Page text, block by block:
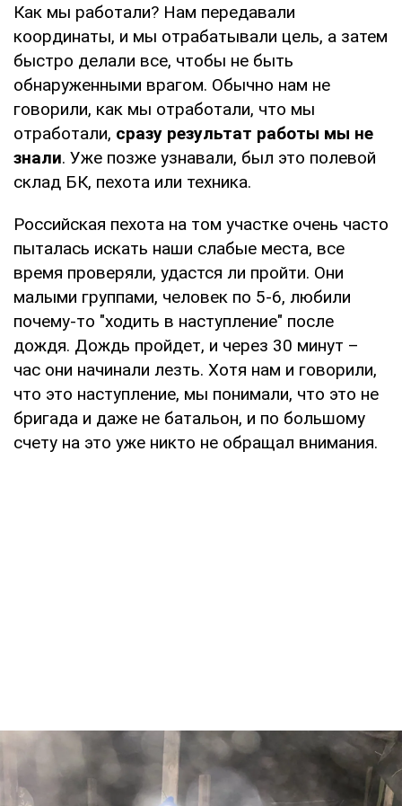
Как мы работали? Нам передавали
координаты, и мы отрабатывали цель, а затем
быстро делали все, чтобы не быть
обнаруженными врагом. Обычно нам не
говорили, как мы отработали, что мы
отработали, сразу результат работы мы не
знали. Уже позже узнавали, был это полевой
склад БК, пехота или техника.
Российская пехота на том участке очень часто
пыталась искать наши слабые места, все
время проверяли, удастся ли пройти. Они
малыми группами, человек по 5-6, любили
почему-то "ходить в наступление" после
дождя. Дождь пройдет, и через 30 минут –
час они начинали лезть. Хотя нам и говорили,
что это наступление, мы понимали, что это не
бригада и даже не батальон, и по большому
счету на это уже никто не обращал внимания.